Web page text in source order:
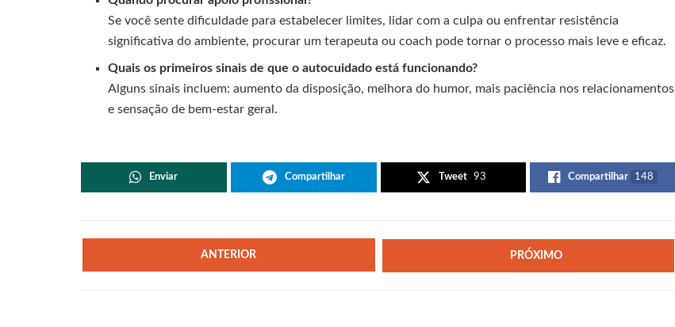
Se você sente dificuldade para estabelecer limites, lidar com a culpa ou enfrentar resistência
significativa do ambiente, procurar um terapeuta ou coach pode tornar o processo mais leve e eficaz.
Quais os primeiros sinais de que o autocuidado está funcionando?
Alguns sinais incluem: aumento da disposição, melhora do humor, mais paciência nos relacionamentos
e sensação de bem-estar geral.
Enviar Compartilhar Tweet 93 Compartilhar 148
ANTERIOR PRÓXIMO